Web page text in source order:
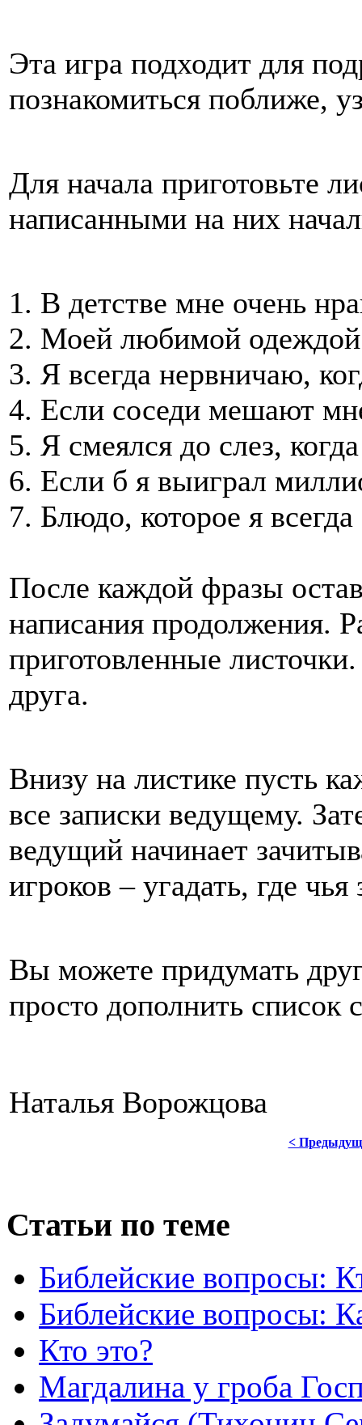
Эта игра подходит для
познакомиться поближе,
Для начала приготовьте
написанными на них
1. В детстве мне очень
2. Моей любимой
3. Я всегда нервничаю,
4. Если соседи мешают
5. Я смеялся до слез,
6. Если б я выиграл
7. Блюдо, которое я
После каждой фразы
написания продолжения.
приготовленные
друга.
Внизу на листике пусть
все записки ведущему.
ведущий начинает
игроков – угадать, где чья
Вы можете придумать
просто дополнить список
Наталья Ворожцова
<
Статьи по теме
Библейские вопросы:
Библейские вопросы:
Кто это?
Магдалина у гроба